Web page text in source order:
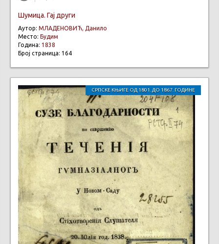
Шумица. Гај други
Аутор: МЛАДЕНОВИЋ, Данило
Место: Будим
Година: 1838
Број страница: 164
СРПСКЕ КЊИГЕ ОД 1801. ДО 1867. ГОДИНЕ